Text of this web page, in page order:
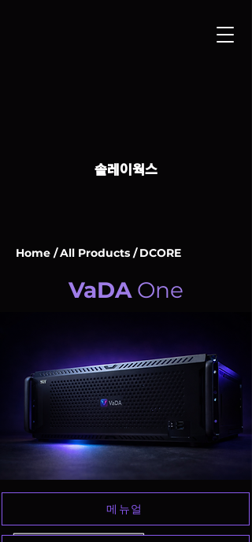
솔레이웍스
Home /All Products / DCORE
VaDAOne
메뉴얼